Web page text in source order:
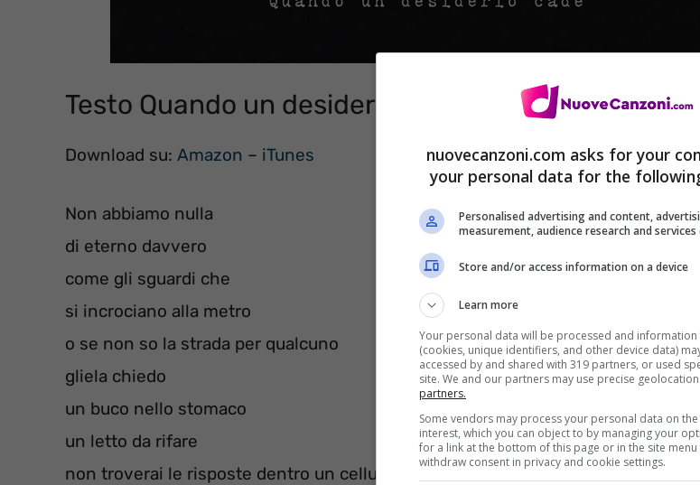
Testo Quando un desiderio cade – Federica Abbate
Download su: Amazon – iTunes
Non abbiamo nulla
di eterno davvero
come gli sguardi che
si incrociano alla metro
o se non so la strada per qualcuno
gliela chiedo
un buco nello stomaco
un letto da rifare
non troverai le risposte dentro un cellulare
nuovecanzoni.com asks for your
your personal data for the
Personalised advertising and content,
measurement, audience research and
Store and/or access information on a device
Learn more
Your personal data will be processed and
(cookies, unique identifiers, and other device data)
accessed by and shared with 319 partners, or used
site. We and our partners may use precise
partners.
Some vendors may process your personal data on
interest, which you can object to by managing your
for a link at the bottom of this page or in the site
withdraw consent in privacy and cookie settings.